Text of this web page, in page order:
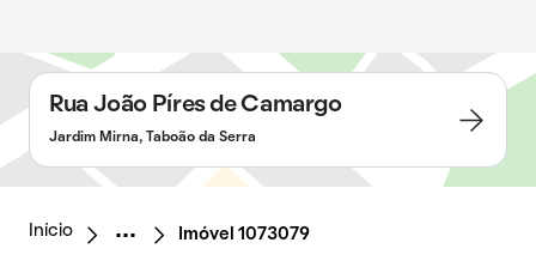
Rua João Píres de Camargo
Jardim Mirna, Taboão da Serra
Início Imóvel 1073079